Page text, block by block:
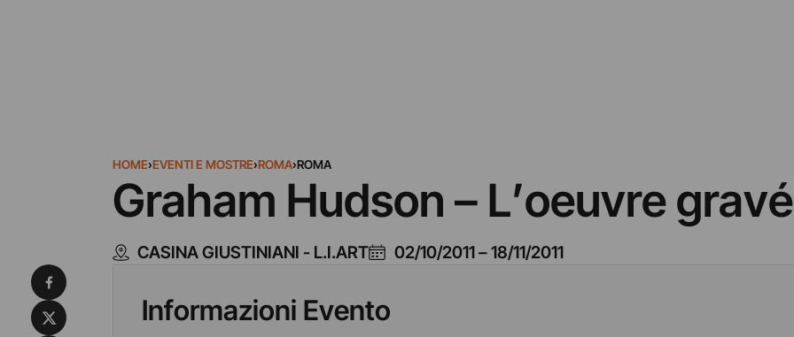
HOME›EVENTI E MOSTRE›ROMA›ROMA
Graham Hudson – L’oeuvre gravé
CASINA GIUSTINIANI - L.I.ART 02/10/2011–18/11/2011
Informazioni Evento
Condividi su Facebook
Condividi su X